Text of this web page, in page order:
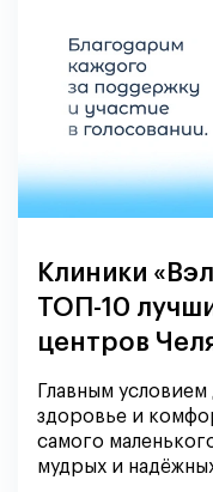
Клиники
ТОП-10
центров
Главным
здоровье и
самого
мудрых и